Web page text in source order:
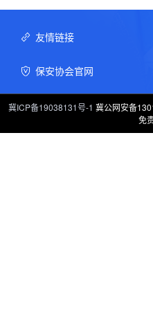
友情链接
保安协会官网
冀ICP备19038131号-1 冀公网安备
免